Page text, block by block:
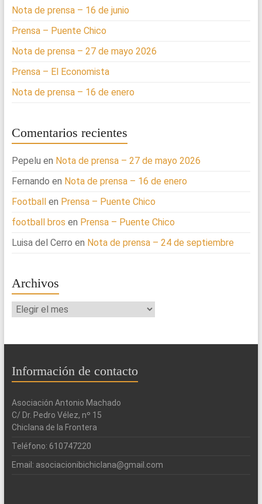
Nota de prensa – 16 de junio
Prensa – Puente Chico
Nota de prensa – 27 de mayo 2026
Prensa – El Economista
Nota de prensa – 16 de enero
Comentarios recientes
Pepelu en Nota de prensa – 27 de mayo 2026
Fernando en Nota de prensa – 16 de enero
Footballen Prensa – Puente Chico
football bros en Prensa – Puente Chico
Luisa del Cerro en Nota de prensa – 24 de septiembre
Archivos
Archivos
Información de contacto
Asociación Antonio Machado
C/ Dr. Pedro Vélez, nº 15
Chiclana de la Frontera
Teléfono: 610747220
Email: asociacionibichiclana@gmail.com